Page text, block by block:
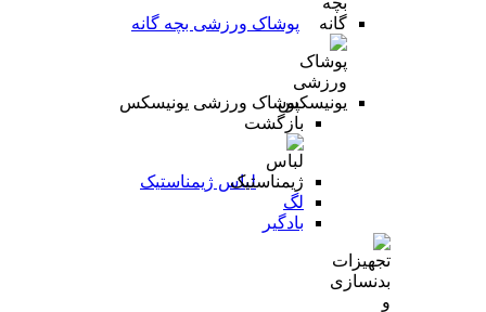
پوشاک ورزشی بچه گانه
پوشاک ورزشی یونیسکس
بازگشت
لباس ژیمناستیک
لگ
بادگیر